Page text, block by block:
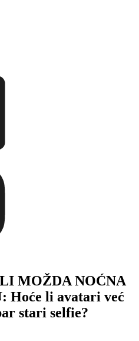
MOŽDA NOĆNA
Hoće li avatari već
stari selfie?